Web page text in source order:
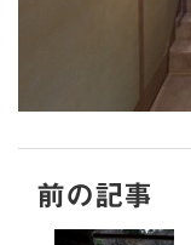
前の記事